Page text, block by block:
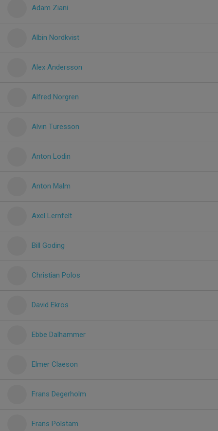
Adam Ziani
Albin Nordkvist
Alex Andersson
Alfred Norgren
Alvin Turesson
Anton Lodin
Anton Malm
Axel Lernfelt
Bill Goding
Christian Polos
David Ekros
Ebbe Dalhammer
Elmer Claeson
Frans Degerholm
Frans Polstam